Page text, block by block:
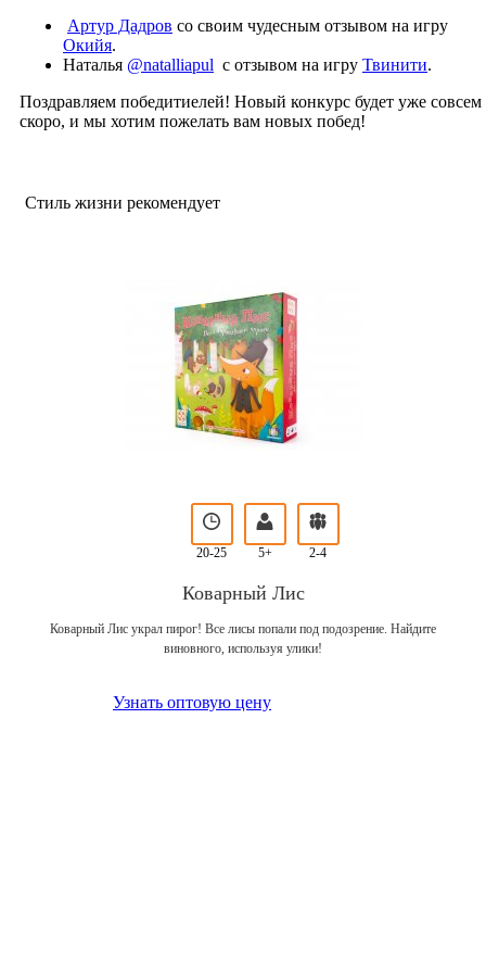
Артур Дадров со своим чудесным отзывом на игру
Окийя.
Наталья @natalliapul с отзывом на игру Твинити.
Поздравляем победитиелей! Новый конкурс будет уже совсем
скоро, и мы хотим пожелать вам новых побед!
Стиль жизни рекомендует
20-25 5+ 2-4
Коварный Лис
Коварный Лис украл пирог! Все лисы попали под подозрение. Найдите
виновного, используя улики!
Узнать оптовую цену